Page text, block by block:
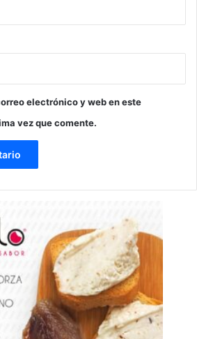
electrónico y web en este
vez que comente.